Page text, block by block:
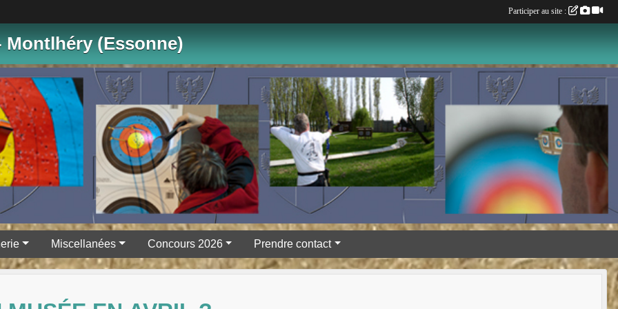
Montlhéry (Essonne)
Miscellanées Concours 2026 Prendre contact
Participer au site :